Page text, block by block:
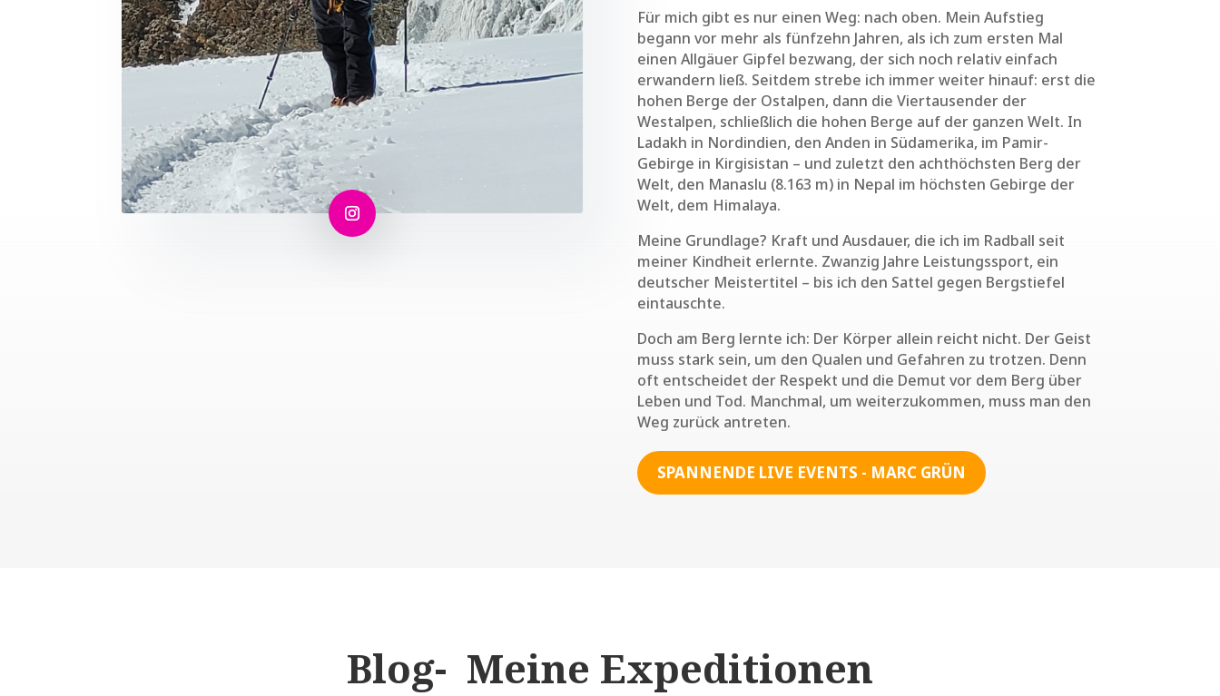
Für mich gibt es nur einen Weg: nach oben. Mein Aufstieg
begann vor mehr als fünfzehn Jahren, als ich zum ersten Mal
einen Allgäuer Gipfel bezwang, der sich noch relativ einfach
erwandern ließ. Seitdem strebe ich immer weiter hinauf: erst die
hohen Berge der Ostalpen, dann die Viertausender der
Westalpen, schließlich die hohen Berge auf der ganzen Welt. In
Ladakh in Nordindien, den Anden in Südamerika, im Pamir-
Gebirge in Kirgisistan – und zuletzt den achthöchsten Berg der
Welt, den Manaslu (8.163 m) in Nepal im höchsten Gebirge der
Welt, dem Himalaya.
Meine Grundlage? Kraft und Ausdauer, die ich im Radball seit
meiner Kindheit erlernte. Zwanzig Jahre Leistungssport, ein
deutscher Meistertitel – bis ich den Sattel gegen Bergstiefel
eintauschte.
Doch am Berg lernte ich: Der Körper allein reicht nicht. Der Geist
muss stark sein, um den Qualen und Gefahren zu trotzen. Denn
oft entscheidet der Respekt und die Demut vor dem Berg über
Leben und Tod. Manchmal, um weiterzukommen, muss man den
Weg zurück antreten.
SPANNENDE LIVE EVENTS - MARC GRÜN
Blog- Meine Expeditionen